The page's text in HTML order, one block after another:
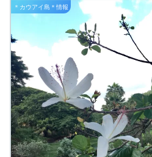
＊カウアイ島＊情報